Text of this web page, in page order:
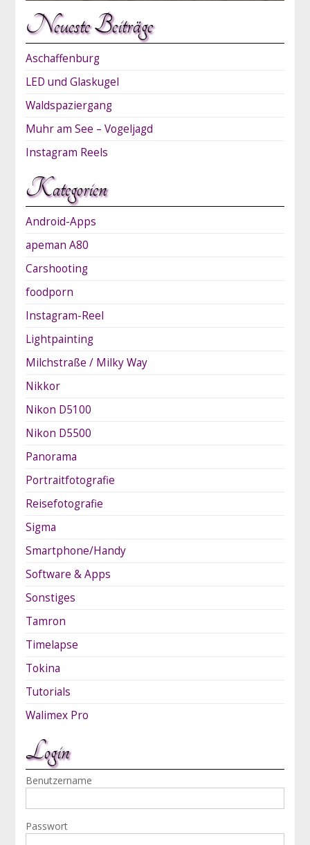
Neueste Beiträge
Aschaffenburg
LED und Glaskugel
Waldspaziergang
Muhr am See – Vogeljagd
Instagram Reels
Kategorien
Android-Apps
apeman A80
Carshooting
foodporn
Instagram-Reel
Lightpainting
Milchstraße / Milky Way
Nikkor
Nikon D5100
Nikon D5500
Panorama
Portraitfotografie
Reisefotografie
Sigma
Smartphone/Handy
Software & Apps
Sonstiges
Tamron
Timelapse
Tokina
Tutorials
Walimex Pro
Login
Benutzername
Passwort